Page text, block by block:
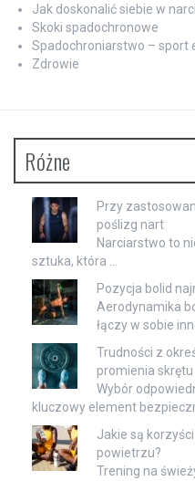
Jak doskonalić siebie w
Skoki spadochronowe
Spadochroniarstwo – sport
Zdrowie
Różne
Przy
poślizg nart
Narciarstwo to
sztuka, która …
Pozycja bolid
Aerodynamika
łączy w sobie
Trudności z
promienia skrętu
Wybór
kluczowy element
Jakie są
powietrzu?
Trening na